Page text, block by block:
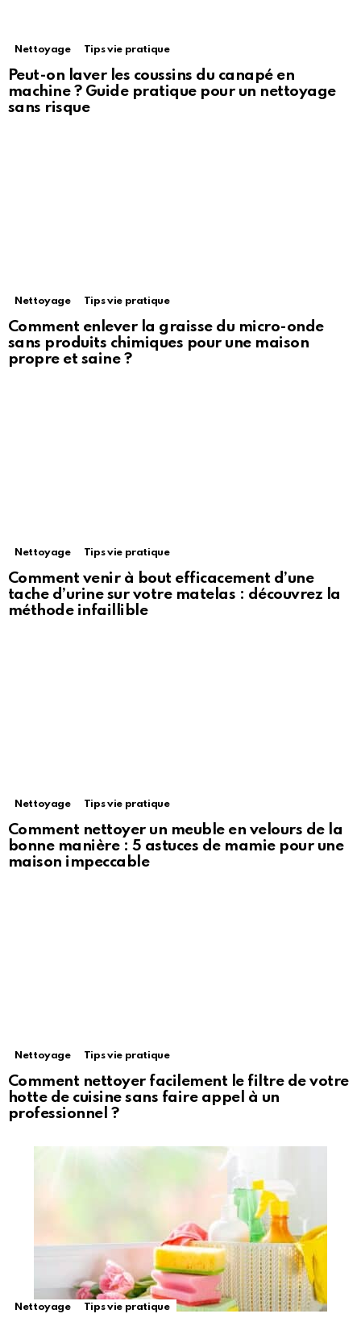
Nettoyage Tips vie pratique
Peut-on laver les coussins du canapé en
machine ? Guide pratique pour un nettoyage
sans risque
Nettoyage Tips vie pratique
Comment enlever la graisse du micro-onde
sans produits chimiques pour une maison
propre et saine ?
Nettoyage Tips vie pratique
Comment venir à bout efficacement d’une
tache d’urine sur votre matelas : découvrez la
méthode infaillible
Nettoyage Tips vie pratique
Comment nettoyer un meuble en velours de la
bonne manière : 5 astuces de mamie pour une
maison impeccable
Nettoyage Tips vie pratique
Comment nettoyer facilement le filtre de votre
hotte de cuisine sans faire appel à un
professionnel ?
Nettoyage Tips vie pratique